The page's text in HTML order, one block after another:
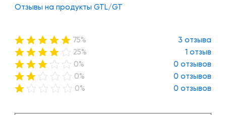
Отзывы на продукты GTL/GT
75%
3 отзыва
25%
1 отзыв
0%
0 отзывов
0%
0 отзывов
0%
0 отзывов